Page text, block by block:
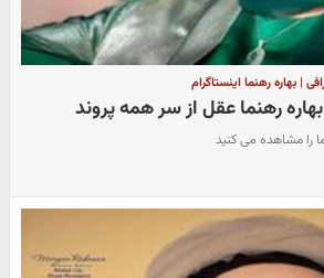
| بهاره رهنما اینستاگرام
رهنما عقل از سر همه پروند
را مشاهده می کنید